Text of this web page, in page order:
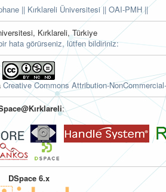
|| Kırklareli Üniversitesi || OAI-PMH ||
Kırklareli, Türkiye
hata görürseniz, lütfen bildiriniz:
Creative Commons Attribution-
:
DSpace 6.x